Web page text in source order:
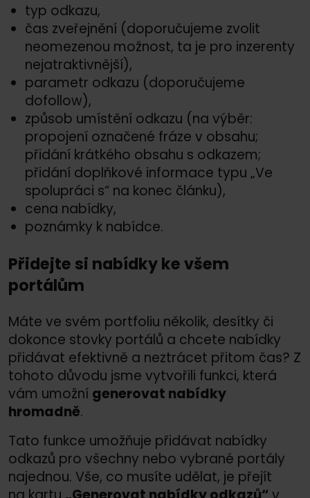
typ odkazu,
čas zveřejnění (doporučujeme zvolit
neomezenou možnost, ta je pro inzerenty
nejatraktivnější),
parametr odkazu (doporučujeme
dofollow),
způsob umístění odkazu (na výběr:
propojení označené fráze v obsahu;
přidání krátkého obsahu s odkazem;
přidání doplňkové informace typu „Ve
spolupráci s“ na konec článku),
cena nabídky,
poznámky k nabídce.
Přidejte si nabídky ke všem
portálům
Máte ve svém portfoliu několik, desítky či
dokonce stovky portálů a chcete nabídky
přidávat efektivně a neztrácet přitom čas? Z
tohoto důvodu jsme vytvořili funkci, která
vám umožní generovat nabídky
hromadně.
Tato funkce umožňuje přidávat nabídky
odkazů pro všechny nebo vybrané portály
najednou. Vše, co musíte udělat, je přejít